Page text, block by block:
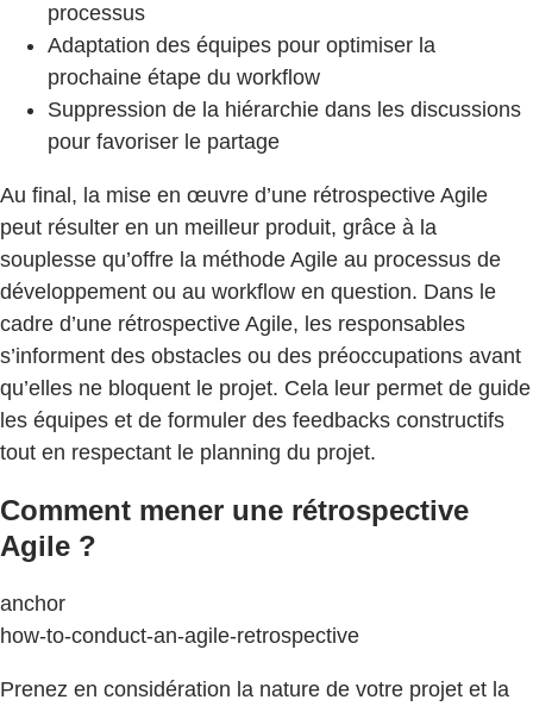
processus
Adaptation des équipes pour optimiser la
prochaine étape du workflow
Suppression de la hiérarchie dans les discussions
pour favoriser le partage
Au final, la mise en œuvre d’une rétrospective Agile
peut résulter en un meilleur produit, grâce à la
souplesse qu’offre la méthode Agile au processus de
développement ou au workflow en question. Dans le
cadre d’une rétrospective Agile, les responsables
s’informent des obstacles ou des préoccupations avant
qu’elles ne bloquent le projet. Cela leur permet de guide
les équipes et de formuler des feedbacks constructifs
tout en respectant le planning du projet.
Comment mener une rétrospective
Agile ?
anchor
how-to-conduct-an-agile-retrospective
Prenez en considération la nature de votre projet et la